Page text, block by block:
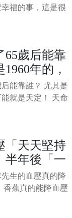
福的事，這是很
福，不僅自己一
得的好運。 下面
格就是好，誰看
，財富水漲船
天富貴。 快來跟著
吧。 1/7 &nb
65歲后能靠
年的，
天定！
能靠誰？ 尤其是
就是天定！ 天命
生肖鼠年過65歲
鼠人，更是受到
。 究竟他們晚年
否真如古語所言
單行
「天天堅持
半年後「一
」醫生愣住
生的血壓真的降
香蕉真的能降血壓
但也別想靠它